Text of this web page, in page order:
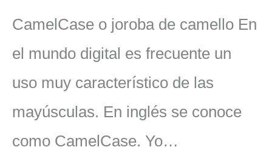
CamelCase o joroba de camello En
el mundo digital es frecuente un
uso muy característico de las
mayúsculas. En inglés se conoce
como CamelCase. Yo…